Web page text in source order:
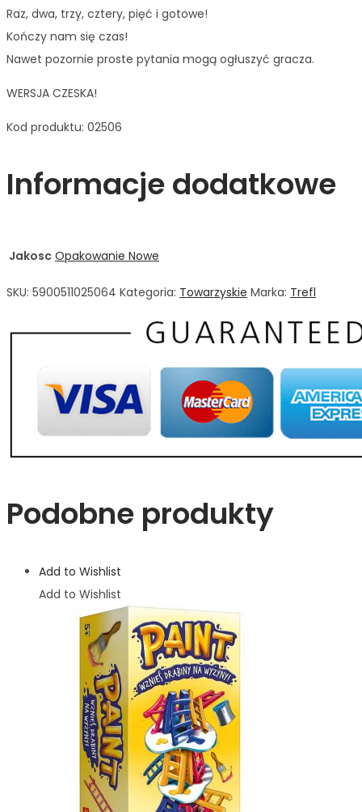
Raz, dwa, trzy, cztery, pięć i gotowe!
Kończy nam się czas!
Nawet pozornie proste pytania mogą ogłuszyć gracza.
WERSJA CZESKA!
Kod produktu: 02506
Informacje dodatkowe
Jakosc Opakowanie Nowe
SKU: 5900511025064 Kategoria: Towarzyskie Marka: Trefl
Podobne produkty
Add to Wishlist
Add to Wishlist